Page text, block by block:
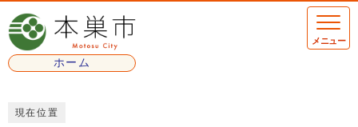
ページの先頭です
ホーム
メニュー
現在位置